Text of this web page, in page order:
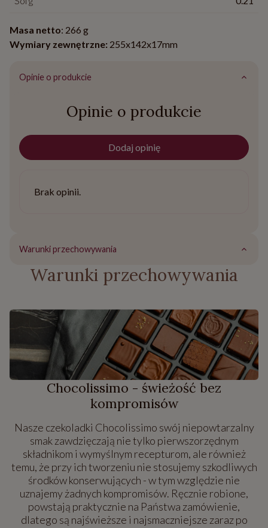
Masa netto: 266 g
Wymiary zewnętrzne: 255x142x17mm
Opinie o produkcie
Opinie o produkcie
Dodaj opinię
Brak opinii.
Warunki przechowywania
Warunki przechowywania
Chocolissimo - świeżość bez
kompromisów
Nasze czekoladki Chocolissimo swój niepowtarzalny
smak zawdzięczają nie tylko pierwszorzędnym
składnikom i wymyślnym recepturom, ale również
temu, że przy ich tworzeniu nie stosujemy szkodliwych
środków konserwujących - w tym względzie nie
uznajemy żadnych kompromisów. Ręcznie robione,
powstają praktycznie na Państwa zamówienie,
dlatego są najświeższe i najsmaczniejsze zaraz po